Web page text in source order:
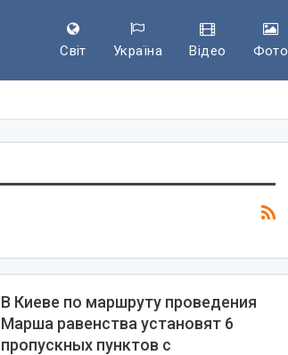
Світ Україна Відео Фото
В Киеве по маршруту проведения
Марша равенства установят 6
пропускных пунктов с